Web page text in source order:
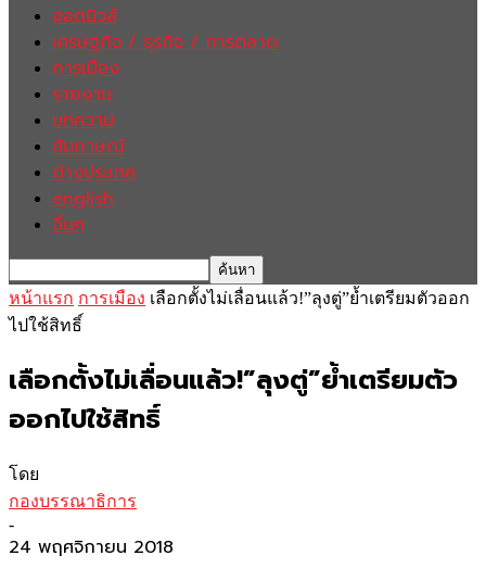
ฮอตนิวส์
เศรษฐกิจ / ธุรกิจ / การตลาด
การเมือง
รายงาน
บทความ
สัมภาษณ์
ต่างประเทศ
english
อื่นๆ
หน้าแรก การเมือง เลือกตั้งไม่เลื่อนแล้ว!”ลุงตู่”ย้ำเตรียมตัวออก
ไปใช้สิทธิ์
เลือกตั้งไม่เลื่อนแล้ว!”ลุงตู่”ย้ำเตรียมตัว
ออกไปใช้สิทธิ์
โดย
กองบรรณาธิการ
-
24 พฤศจิกายน 2018